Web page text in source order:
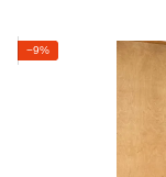
−9%